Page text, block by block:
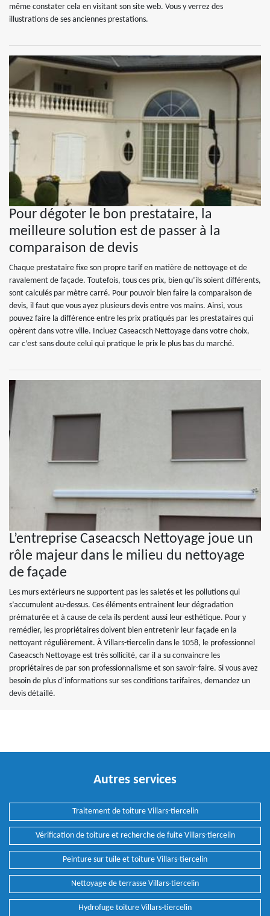
même constater cela en visitant son site web. Vous y verrez des
illustrations de ses anciennes prestations.
Pour dégoter le bon prestataire, la
meilleure solution est de passer à la
comparaison de devis
Chaque prestataire fixe son propre tarif en matière de nettoyage et de
ravalement de façade. Toutefois, tous ces prix, bien qu’ils soient différents,
sont calculés par mètre carré. Pour pouvoir bien faire la comparaison de
devis, il faut que vous ayez plusieurs devis entre vos mains. Ainsi, vous
pouvez faire la différence entre les prix pratiqués par les prestataires qui
opèrent dans votre ville. Incluez Caseacsch Nettoyage dans votre choix,
car c’est sans doute celui qui pratique le prix le plus bas du marché.
L’entreprise Caseacsch Nettoyage joue un
rôle majeur dans le milieu du nettoyage
de façade
Les murs extérieurs ne supportent pas les saletés et les pollutions qui
s’accumulent au-dessus. Ces éléments entrainent leur dégradation
prématurée et à cause de cela ils perdent aussi leur esthétique. Pour y
remédier, les propriétaires doivent bien entretenir leur façade en la
nettoyant régulièrement. À Villars-tiercelin dans le 1058, le professionnel
Caseacsch Nettoyage est très sollicité, car il a su convaincre les
propriétaires de par son professionnalisme et son savoir-faire. Si vous avez
besoin de plus d’informations sur ses conditions tarifaires, demandez un
devis détaillé.
Autres services
Traitement de toiture Villars-tiercelin
Vérification de toiture et recherche de fuite Villars-tiercelin
Peinture sur tuile et toiture Villars-tiercelin
Nettoyage de terrasse Villars-tiercelin
Hydrofuge toiture Villars-tiercelin